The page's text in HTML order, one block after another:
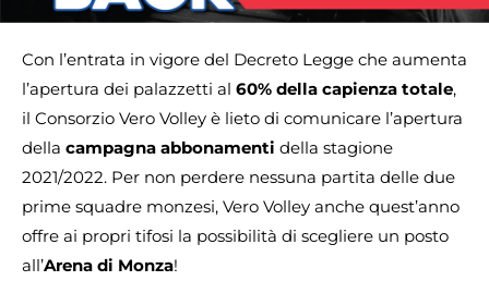
Con l’entrata in vigore del Decreto Legge che aumenta
l’apertura dei palazzetti al 60% della capienza totale,
il Consorzio Vero Volley è lieto di comunicare l’apertura
della campagna abbonamenti della stagione
2021/2022. Per non perdere nessuna partita delle due
prime squadre monzesi, Vero Volley anche quest’anno
offre ai propri tifosi la possibilità di scegliere un posto
all’Arena di Monza!